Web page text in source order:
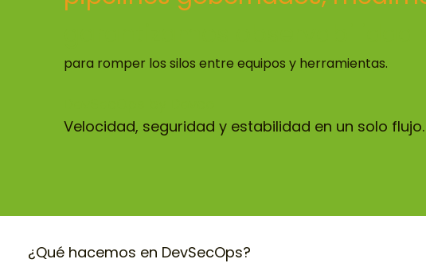
para romper los silos entre equipos y herramientas.
Velocidad, seguridad y estabilidad en un solo flujo.
¿Qué hacemos en DevSecOps?